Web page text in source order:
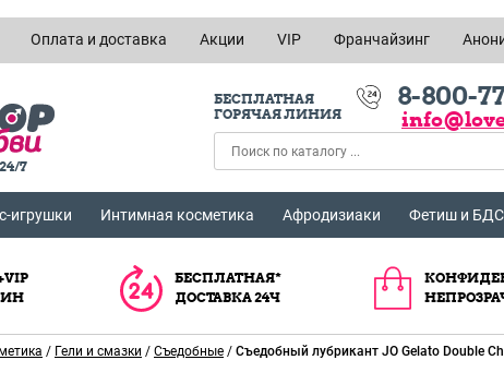
Оплата и доставка Акции VIP Франчайзинг
7
БЕСПЛАТНАЯ
ГОРЯЧАЯ ЛИНИЯ
8-800-
игрушки Интимная косметика Афродизиаки Фетиш и
БЕСПЛАТНАЯ*
ДОСТАВКА 24Ч
/ Гели и смазки / Съедобные / Съедобный лубрикант JO Gelato Double